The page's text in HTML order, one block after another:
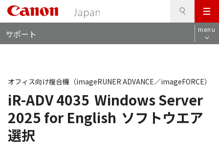
メ
ニ
ュ
サポート menu
iR-ADV 4035 Windows Server
2025 for English ソフトウエア
選択
オフィス向け複合機（imageRUNER ADVANCE／imageFORCE）